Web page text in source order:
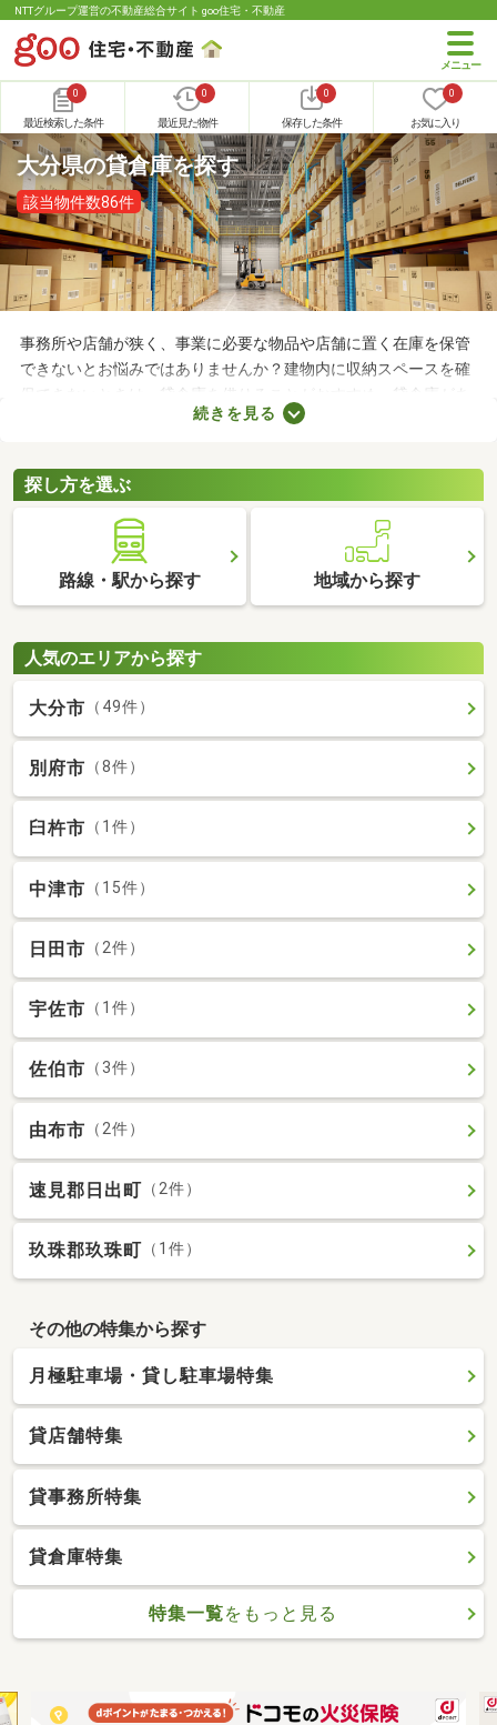
NTTグループ運営の不動産総合サイト goo住宅・不動産
0
最近検索した条件
0
最近見た物件
0
保存した条件
0
お気に入り
大分県の貸倉庫を探す
該当物件数86件
事務所や店舗が狭く、事業に必要な物品や店舗に置く在庫を保管
できないとお悩みではありませんか？建物内に収納スペースを確
保できないときは、貸倉庫を借りることがおすすめ。貸倉庫があ
れば、在庫やすぐに使わない物品を保管できるため、店舗や事務
にチェックしてほしい貸倉庫を紹介します。
続きを見る
探し方を選ぶ
路線・駅から探す 地域から探す
人気のエリアから探す
大分市 （49件）
別府市 （8件）
臼杵市 （1件）
中津市 （15件）
日田市 （2件）
宇佐市 （1件）
佐伯市 （3件）
由布市 （2件）
速見郡日出町 （2件）
玖珠郡玖珠町 （1件）
その他の特集から探す
月極駐車場・貸し駐車場特集
貸店舗特集
貸事務所特集
貸倉庫特集
特集一覧をもっと見る